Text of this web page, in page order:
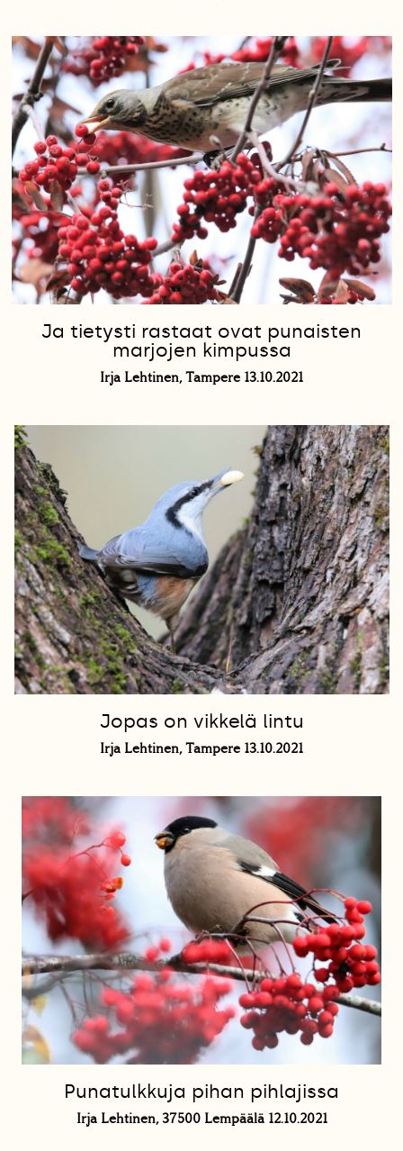
Ja tietysti rastaat ovat punaisten
marjojen kimpussa
Irja Lehtinen, Tampere 13.10.2021
Jopas on vikkelä lintu
Irja Lehtinen, Tampere 13.10.2021
Punatulkkuja pihan pihlajissa
Irja Lehtinen, 37500 Lempäälä 12.10.2021